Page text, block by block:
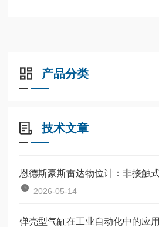
产品分类
技术文章
2026-05-14
弹壳型气缸在工业自动化中的应用